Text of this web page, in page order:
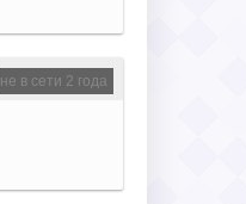
не в сети 2 года